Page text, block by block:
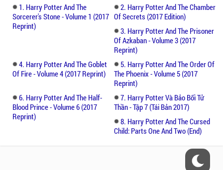
1. Harry Potter And The
Sorcerer's Stone - Volume 1 (2017
Reprint)
2. Harry Potter And The Chamber
Of Secrets (2017 Edition)
3. Harry Potter And The Prisoner
Of Azkaban - Volume 3 (2017
Reprint)
4. Harry Potter And The Goblet
Of Fire - Volume 4 (2017 Reprint)
5. Harry Potter And The Order Of
The Phoenix - Volume 5 (2017
Reprint)
6. Harry Potter And The Half-
Blood Prince - Volume 6 (2017
Reprint)
7. Harry Potter Và Bảo Bối Tử
Thần - Tập 7 (Tái Bản 2017)
8. Harry Potter And The Cursed
Child: Parts One And Two (End)